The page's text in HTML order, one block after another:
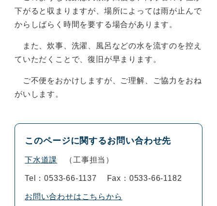
下がると収まりますが、場所によっては雨が止んで
からしばらく時間を要する場合があります。
また、炊事、洗濯、風呂などの水を流すのを控え
ていただくことで、復旧が早まります。
ご不便をおかけしますが、ご理解、ご協力をおね
がいします。
このページに関するお問い合わせ先
下水道課 工事担当
Tel：0533-66-1137 Fax：0533-66-1182
お問い合わせはこちらから